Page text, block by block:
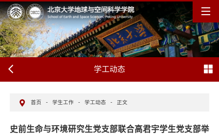
学工动态
首页 - 学生工作 - 学工动态 - 正文
史前生命与环境研究生党支部联合高君宇学生党支部举